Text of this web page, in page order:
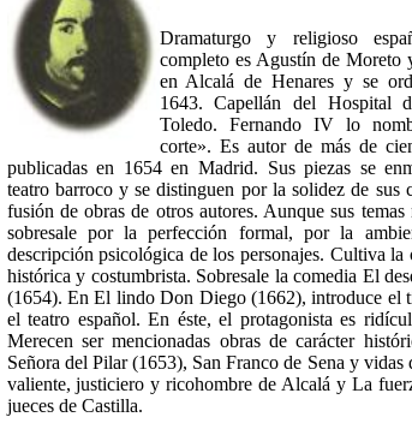
Dramaturgo y religioso
completo es Agustín de Moreto
en Alcalá de Henares y se
1643. Capellán del Hospital
Toledo. Fernando IV lo
corte». Es autor de más de
publicadas en 1654 en Madrid. Sus piezas se
teatro barroco y se distinguen por la solidez de sus
fusión de obras de otros autores. Aunque sus
sobresale por la perfección formal, por la
descripción psicológica de los personajes. Cultiva la
histórica y costumbrista. Sobresale la comedia El
(1654). En El lindo Don Diego (1662), introduce el
el teatro español. En éste, el protagonista es
Merecen ser mencionadas obras de carácter
Señora del Pilar (1653), San Franco de Sena y vidas
valiente, justiciero y ricohombre de Alcalá y La
jueces de Castilla.